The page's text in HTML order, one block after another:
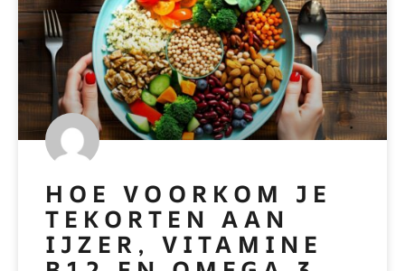
HOE VOORKOM JE
TEKORTEN AAN
IJZER, VITAMINE